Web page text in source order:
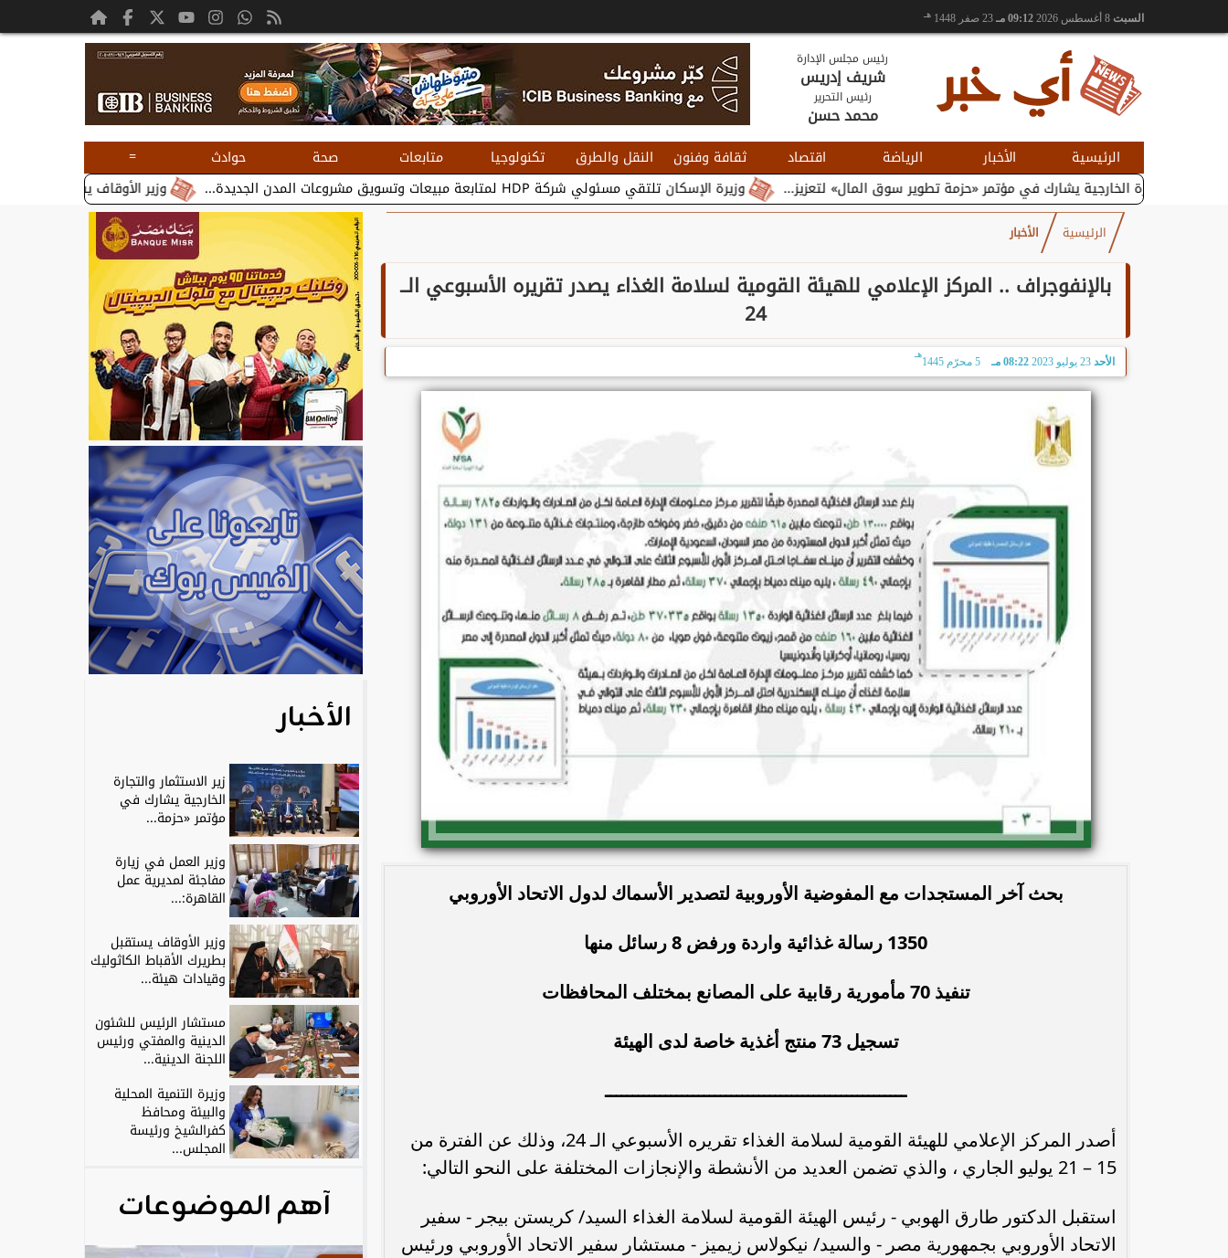
السبت 09:12 مـ 23 صفر 1448 هـ
رئيس مجلس الإدارة
شريف إدريس
رئيس التحرير
محمد حسن
الرئيسية الأخبار الرياضة اقتصاد ثقافة وفنون النقل والطرق تكنولوجيا متابعات صحة حوادث
=
وزير الأوقاف يستقبل بطريرك الأقباط
وزيرة الإسكان تلتقي مسئولي شركة HDP لمتابعة مبيعات وتسويق مشروعات المدن الجديدة... الخارجية يشارك في مؤتمر «حزمة تطوير سوق المال» لتعزيز...
الرئيسية الأخبار
بالإنفوجراف .. المركز الإعلامي للهيئة القومية لسلامة الغذاء يصدر تقريره الأسبوعي الــ
24
الأحد 23 يوليو 2023 08:22 مـ 5 محرّم 1445
هـ
بحث آخر المستجدات مع المفوضية الأوروبية لتصدير الأسماك لدول الاتحاد الأوروبي
1350 رسالة غذائية واردة ورفض 8 رسائل منها
تنفيذ 70 مأمورية رقابية على المصانع بمختلف المحافظات
تسجيل 73 منتج أغذية خاصة لدى الهيئة
ـــــــــــــــــــــــــــــــــــــــــــــــــــــــ
أصدر المركز الإعلامي للهيئة القومية لسلامة الغذاء تقريره الأسبوعي الـ 24، وذلك عن الفترة من
15 – 21 يوليو الجاري ، والذي تضمن العديد من الأنشطة والإنجازات المختلفة على النحو التالي:
استقبل الدكتور طارق الهوبي - رئيس الهيئة القومية لسلامة الغذاء السيد/ كريستن بيجر - سفير
الاتحاد الأوروبي بجمهورية مصر - والسيد/ نيكولاس زيميز - مستشار سفير الاتحاد الأوروبي ورئيس
الأخبار
زير الاستثمار والتجارة
الخارجية يشارك في
مؤتمر «حزمة...
وزير العمل في زيارة
مفاجئة لمديرية عمل
القاهرة:...
وزير الأوقاف يستقبل
بطريرك الأقباط الكاثوليك
وقيادات هيئة...
مستشار الرئيس للشئون
الدينية والمفتي ورئيس
اللجنة الدينية...
وزيرة التنمية المحلية
والبيئة ومحافظ
كفرالشيخ ورئيسة
المجلس...
آهم الموضوعات